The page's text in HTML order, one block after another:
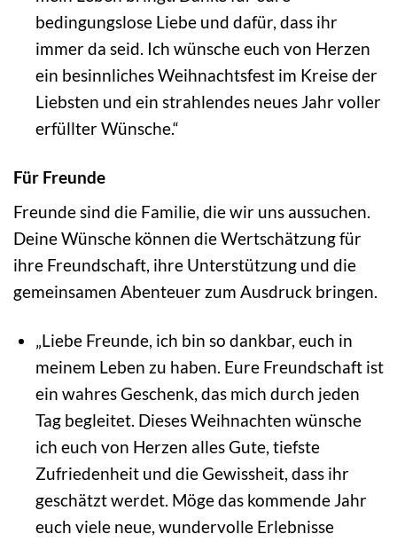
bedingungslose Liebe und dafür, dass ihr
immer da seid. Ich wünsche euch von Herzen
ein besinnliches Weihnachtsfest im Kreise der
Liebsten und ein strahlendes neues Jahr voller
erfüllter Wünsche.“
Für Freunde
Freunde sind die Familie, die wir uns aussuchen.
Deine Wünsche können die Wertschätzung für
ihre Freundschaft, ihre Unterstützung und die
gemeinsamen Abenteuer zum Ausdruck bringen.
„Liebe Freunde, ich bin so dankbar, euch in
meinem Leben zu haben. Eure Freundschaft ist
ein wahres Geschenk, das mich durch jeden
Tag begleitet. Dieses Weihnachten wünsche
ich euch von Herzen alles Gute, tiefste
Zufriedenheit und die Gewissheit, dass ihr
geschätzt werdet. Möge das kommende Jahr
euch viele neue, wundervolle Erlebnisse